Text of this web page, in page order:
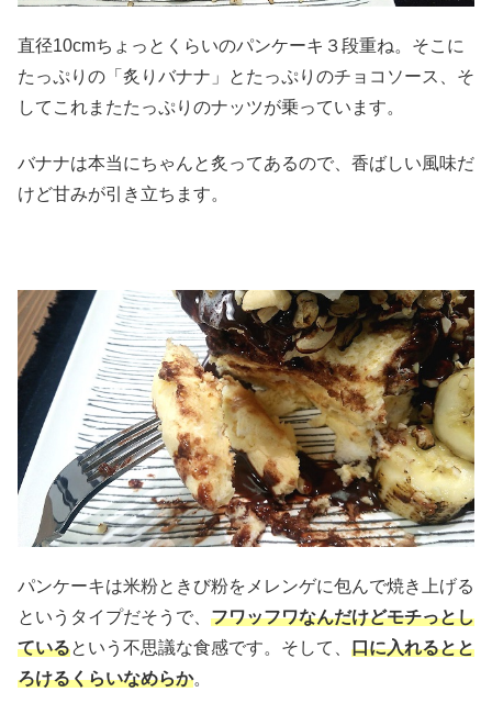
直径10cmちょっとくらいのパンケーキ３段重ね。そこに
たっぷりの「炙りバナナ」とたっぷりのチョコソース、そ
してこれまたたっぷりのナッツが乗っています。
バナナは本当にちゃんと炙ってあるので、香ばしい風味だ
けど甘みが引き立ちます。
パンケーキは米粉ときび粉をメレンゲに包んで焼き上げる
というタイプだそうで、 フワッフワなんだけどモチっとし
ているという不思議な食感です。そして、 口に入れるとと
ろけるくらいなめらか。